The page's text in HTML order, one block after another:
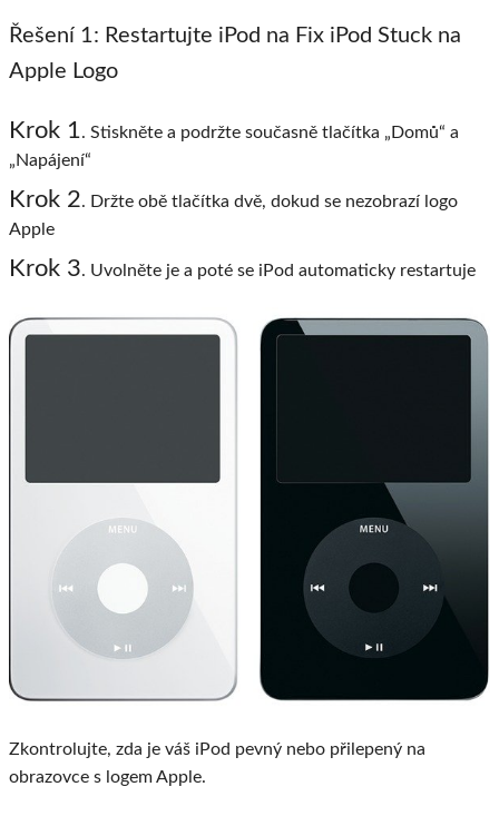
Řešení 1: Restartujte iPod na Fix iPod Stuck na
Apple Logo
Krok 1. Stiskněte a podržte současně tlačítka „Domů“ a
„Napájení“
Krok 2. Držte obě tlačítka dvě, dokud se nezobrazí logo
Apple
Krok 3. Uvolněte je a poté se iPod automaticky restartuje
Zkontrolujte, zda je váš iPod pevný nebo přilepený na
obrazovce s logem Apple.